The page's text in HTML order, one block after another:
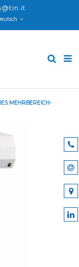
MEHRBEREICH-